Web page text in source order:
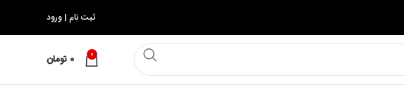
ثبت نام | ورود
0
0 تومان